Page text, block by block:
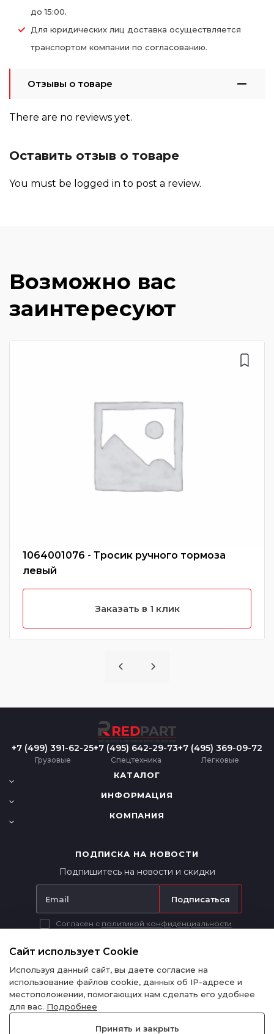
до 15:00.
Для юридических лиц доставка осуществляется
транспортом компании по согласованию.
Отзывы о товаре
There are no reviews yet.
Оставить отзыв о товаре
You must be logged in to post a review.
Возможно вас
заинтересуют
1064001076 - Тросик ручного тормоза
левый
Заказать в 1 клик
+7 (499) 391-62-25
Грузовые
+7 (495) 642-29-73
Спецтехника
+7 (495) 369-09-72
Легковые
КАТАЛОГ
ИНФОРМАЦИЯ
КОМПАНИЯ
ПОДПИСКА НА НОВОСТИ
Подпишитесь на новости и скидки
Подписаться
Согласен с политикой конфиденциальности
информационный характер и ни при каких условиях не является
публичной офертой в соответствии с п. 2 ст. 437 ГК РФ.
Политика конфиденциальности
Сайт использует Cookie
Используя данный сайт, вы даете согласие на
использование файлов cookie, данных об IP-адресе и
местоположении, помогающих нам сделать его удобнее
для вас. Подробнее
Принять и закрыть